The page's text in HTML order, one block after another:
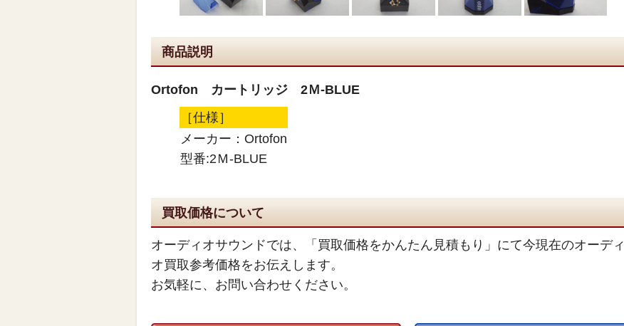
商品説明
Ortofon カートリッジ 2Ｍ-BLUE
［仕様］
メーカー：Ortofon
型番:2Ｍ-BLUE
買取価格について
オーディオサウンドでは、「買取価格をかんたん見積もり」にて今現在のオーディ
オ買取参考価格をお伝えします。
お気軽に、お問い合わせください。